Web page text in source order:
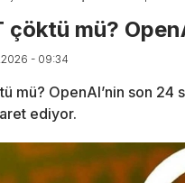
çöktü mü?
- 09:34
mü? OpenAI’nin son
ediyor.